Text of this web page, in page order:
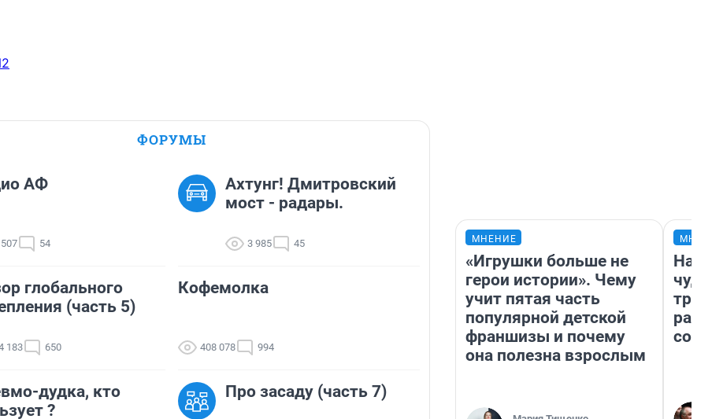
ФОРУМЫ
АФ
54
Ахтунг! Дмитровский
мост - радары.
3 985 45
глобального
(часть 5)
183 650
Кофемолка
408 078 994
дудка, кто
?
Про засаду (часть 7)
МНЕНИЕ
«Игрушки больше не
герои истории». Чему
учит пятая часть
популярной детской
франшизы и почему
она полезна взрослым